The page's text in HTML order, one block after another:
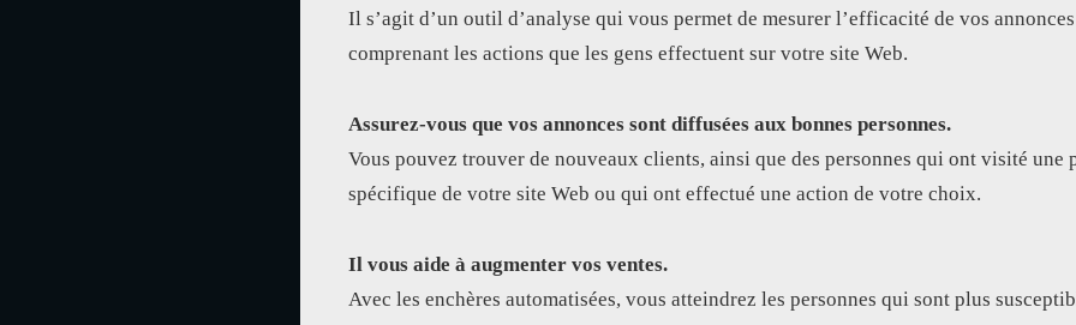
Il s’agit d’un outil d’analyse qui vous permet de mesurer l’efficacité de vos
comprenant les actions que les gens effectuent sur votre site Web.
Assurez-vous que vos annonces sont diffusées aux bonnes personnes.
Vous pouvez trouver de nouveaux clients, ainsi que des personnes qui ont visité une
spécifique de votre site Web ou qui ont effectué une action de votre choix.
Il vous aide à augmenter vos ventes.
Avec les enchères automatisées, vous atteindrez les personnes qui sont plus